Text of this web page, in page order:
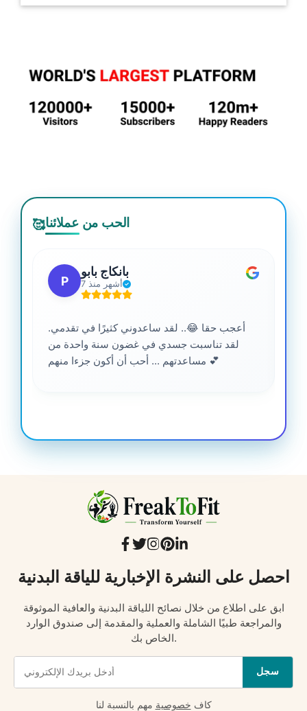
🥰الحب من عملائنا
P
بانكاج بابو
7 أشهر منذ
أعجب حقا 😂.. لقد ساعدوني كثيرًا في تقدمي.
لقد تناسبت جسدي في غضون سنة واحدة من
مساعدتهم ... أحب أن أكون جزءا منهم 💕
احصل على النشرة الإخبارية للياقة البدنية
ابق على اطلاع من خلال نصائح اللياقة البدنية والعافية الموثوقة
والمراجعة طبيًا الشاملة والعملية والمقدمة إلى صندوق الوارد
الخاص بك.
سجل
كاف خصوصية مهم بالنسبة لنا